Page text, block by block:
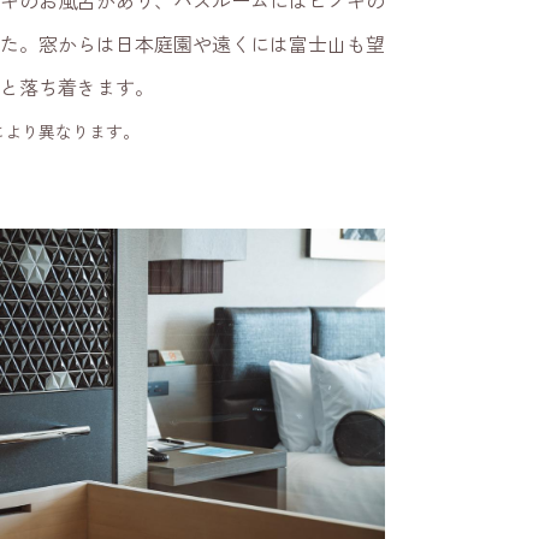
。窓からは日本庭園や遠くには富士山も望
落ち着きます。
り異なります。